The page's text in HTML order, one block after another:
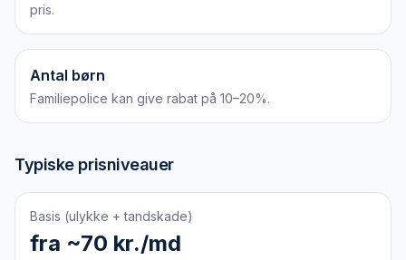
pris.
Antal børn
Familiepolice kan give rabat på 10–20%.
Typiske prisniveauer
Basis (ulykke + tandskade)
fra ~70 kr./md